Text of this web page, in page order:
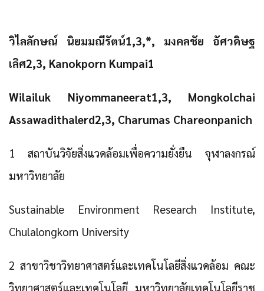
วิไลลักษณ์ นิยมมณีรัตน์1,3,*, มงคลชัย อัศวดิษฐ
เลิศ2,3, Kanokporn Kumpai1
Wilailuk Niyommaneerat1,3, Mongkolchai
Assawadithalerd2,3, Charumas Chareonpanich
1 สถาบันวิจัยสิ่งแวดล้อมเพื่อความยั่งยืน จุฬาลงกรณ์
มหาวิทยาลัย
Sustainable Environment Research Institute,
Chulalongkorn University
2 สาขาวิชาวิทยาศาสตร์และเทคโนโลยีสิ่งแวดล้อม คณะ
วิทยาศาสตร์และเทคโนโลยี มหาวิทยาลัยเทคโนโลยีราช